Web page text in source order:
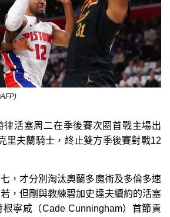
律活塞周二在季後賽次圈首戰主場出
里夫蘭騎士，終止雙方季後賽對戰12
，才分別淘汰奧蘭多魔術及多倫多速
，但剛與教練碧加史達夫續約的活塞
寧咸（Cade Cunningham）首節貢